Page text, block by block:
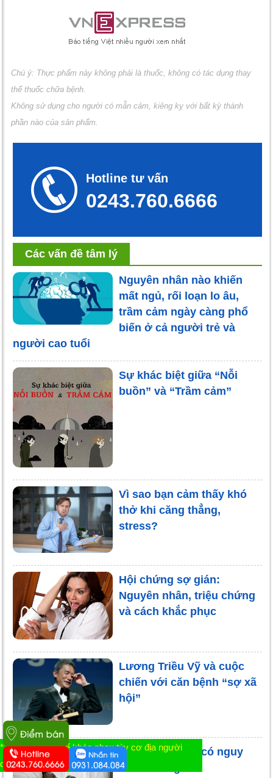
Chú ý: Thực phẩm này không phải là thuốc, không có tác dụng thay
thế thuốc chữa bệnh.
Không sử dụng cho người có mẫn cảm, kiêng kỵ với bất kỳ thành
phần nào của sản phẩm.
Hotline tư vấn
0243.760.6666
Các vấn đề tâm lý
Nguyên nhân nào khiến
mất ngủ, rối loạn lo âu,
trầm cảm ngày càng phổ
biến ở cả người trẻ và
người cao tuổi
Sự khác biệt giữa “Nỗi
buồn” và “Trầm cảm”
Vì sao bạn cảm thấy khó
thở khi căng thẳng,
stress?
Hội chứng sợ gián:
Nguyên nhân, triệu chứng
và cách khắc phục
Lương Triều Vỹ và cuộc
chiến với căn bệnh “sợ xã
hội”
Bệnh trầm cảm có nguy
hiểm không?
* Tác dụng có thể khác nhau tùy cơ địa người
dùng